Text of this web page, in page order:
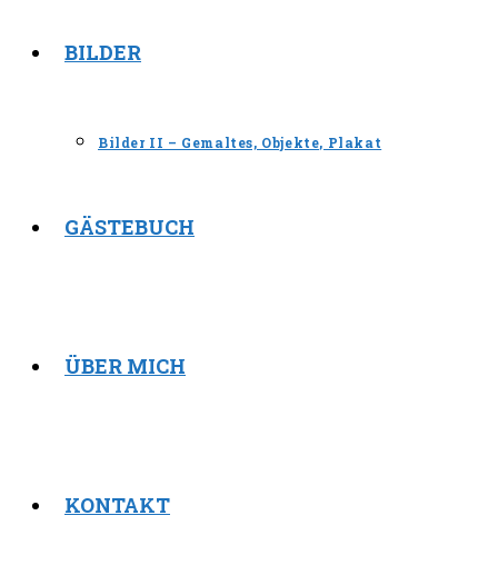
BILDER
Bilder II – Gemaltes, Objekte, Plakat
GÄSTEBUCH
ÜBER MICH
KONTAKT